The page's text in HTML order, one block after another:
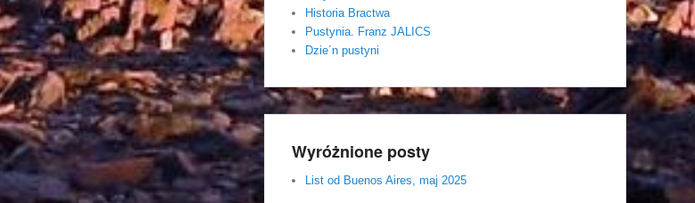
Historia Bractwa
Pustynia. Franz JALICS
Dzie´n pustyni
Wyróżnione posty
List od Buenos Aires, maj 2025